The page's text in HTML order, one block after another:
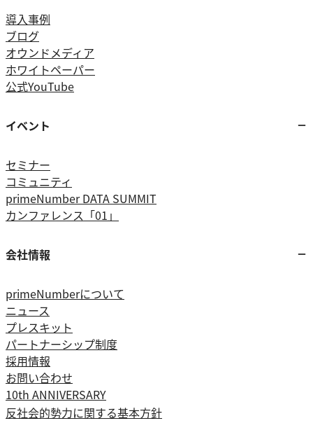
導入事例
ブログ
オウンドメディア
ホワイトペーパー
公式YouTube
イベント
セミナー
コミュニティ
primeNumber DATA SUMMIT
カンファレンス「01」
会社情報
primeNumberについて
ニュース
プレスキット
パートナーシップ制度
採用情報
お問い合わせ
10th ANNIVERSARY
反社会的勢力に関する基本方針